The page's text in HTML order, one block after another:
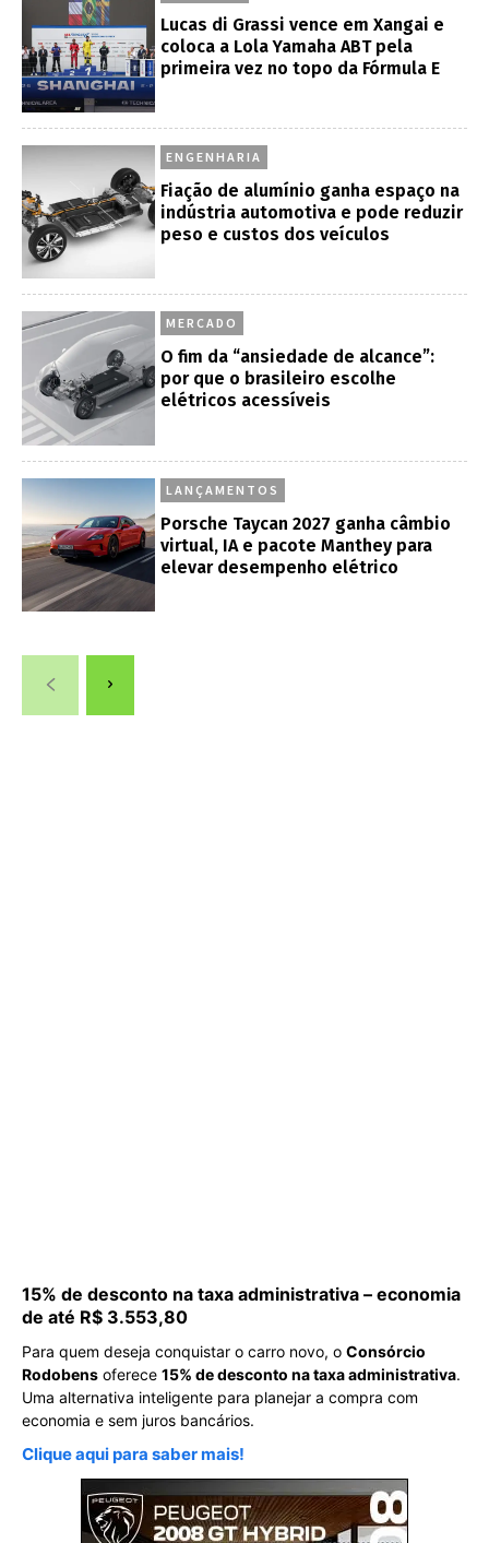
Lucas di Grassi vence em Xangai e
coloca a Lola Yamaha ABT pela
primeira vez no topo da Fórmula E
ENGENHARIA
Fiação de alumínio ganha espaço na
indústria automotiva e pode reduzir
peso e custos dos veículos
MERCADO
O fim da “ansiedade de alcance”:
por que o brasileiro escolhe
elétricos acessíveis
LANÇAMENTOS
Porsche Taycan 2027 ganha câmbio
virtual, IA e pacote Manthey para
elevar desempenho elétrico
15% de desconto na taxa administrativa – economia
de até R$ 3.553,80
Para quem deseja conquistar o carro novo, o Consórcio
Rodobens oferece 15% de desconto na taxa administrativa.
Uma alternativa inteligente para planejar a compra com
economia e sem juros bancários.
Clique aqui para saber mais!